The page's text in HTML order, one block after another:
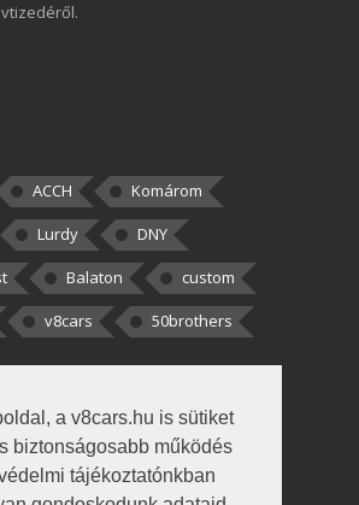
a v8cars.hu is sütiket
biztonságosabb működés
tájékoztatónkban
ACCH
Komárom
Lurdy
DNY
Balaton
custom
v8cars 50brothers
Elszúrtam! Én csak két
Nem tudtam, hogy fél autót,